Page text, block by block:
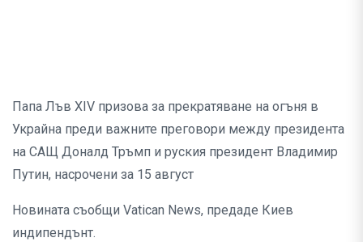
Папа Лъв XIV призова за прекратяване на огъня в
Украйна преди важните преговори между президента
на САЩ Доналд Тръмп и руския президент Владимир
Путин, насрочени за 15 август
Новината съобщи Vatican News, предаде Киев
индипендънт.